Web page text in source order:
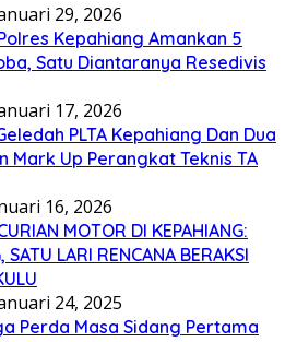
29, 2026
Kepahiang Amankan 5
Satu Diantaranya Resedivis
17, 2026
PLTA Kepahiang Dan Dua
Mark Up Perangkat Teknis TA
16, 2026
MOTOR DI KEPAHIANG:
SATU LARI RENCANA BERAKSI
24, 2025
Perda Masa Sidang Pertama